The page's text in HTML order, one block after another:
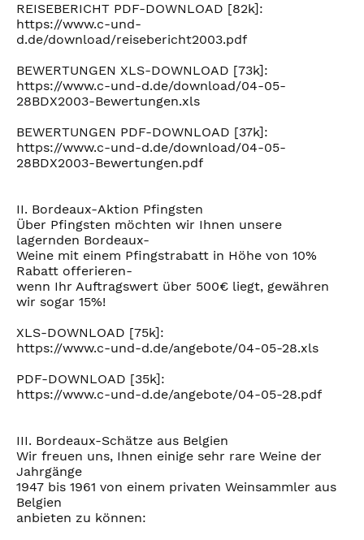
REISEBERICHT PDF-DOWNLOAD [82k]:
https://www.c-und-
d.de/download/reisebericht2003.pdf
BEWERTUNGEN XLS-DOWNLOAD [73k]:
https://www.c-und-d.de/download/04-05-
28BDX2003-Bewertungen.xls
BEWERTUNGEN PDF-DOWNLOAD [37k]:
https://www.c-und-d.de/download/04-05-
28BDX2003-Bewertungen.pdf
II. Bordeaux-Aktion Pfingsten
Über Pfingsten möchten wir Ihnen unsere
lagernden Bordeaux-
Weine mit einem Pfingstrabatt in Höhe von 10%
Rabatt offerieren-
wenn Ihr Auftragswert über 500€ liegt, gewähren
wir sogar 15%!
XLS-DOWNLOAD [75k]:
https://www.c-und-d.de/angebote/04-05-28.xls
PDF-DOWNLOAD [35k]:
https://www.c-und-d.de/angebote/04-05-28.pdf
III. Bordeaux-Schätze aus Belgien
Wir freuen uns, Ihnen einige sehr rare Weine der
Jahrgänge
1947 bis 1961 von einem privaten Weinsammler aus
Belgien
anbieten zu können: